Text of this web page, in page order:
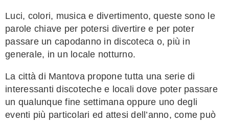
Luci, colori, musica e divertimento, queste sono le
parole chiave per potersi divertire e per poter
passare un capodanno in discoteca o, più in
generale, in un locale notturno.
La città di Mantova propone tutta una serie di
interessanti discoteche e locali dove poter passare
un qualunque fine settimana oppure uno degli
eventi più particolari ed attesi dell’anno, come può